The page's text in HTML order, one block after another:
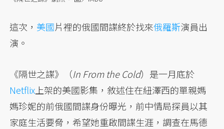
這次， 美國片裡的俄國間諜終於找來俄羅斯演員出
演。
《隔世之諜》（In From the Cold）是一月底於
Netflix 上架的美國影集，敘述住在紐澤西的單親媽
媽珍妮的前俄國間諜身份曝光，前中情局探員以其
家庭生活要脅，希望她重啟間諜生涯，調查在馬德